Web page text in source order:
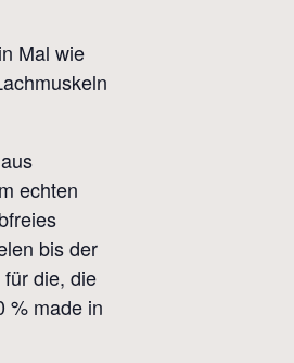
Mal wie
echten
bis der
die, die
% made in